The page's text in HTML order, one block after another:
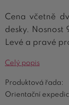
Cena včetně
desky. Nosnost
Levé a pravé
Celý popis
Produktová řada:
Orientační